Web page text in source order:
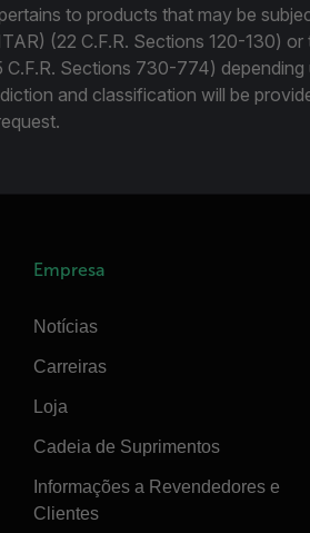
to products that may be
(22 C.F.R. Sections 120-130) or
C.F.R. Sections 730-774) depending
and classification will be
Empresa
Notícias
Carreiras
Loja
Cadeia de Suprimentos
Informações a Revendedores e
Clientes